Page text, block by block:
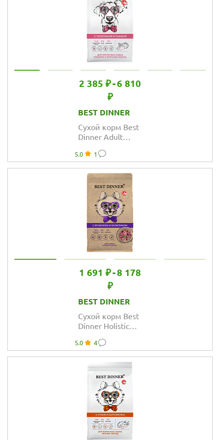
2 385 ₽-6 810
₽
BEST DINNER
Сухой корм Best
Dinner Adult
Medium&Maxi
Veal & Pumpkin
для собак
средних и
крупных пород,
телятина и
тыква
5.0 1
1 691 ₽-8 178
₽
BEST DINNER
Сухой корм Best
Dinner Holistic
Hypo Small & Mini
для взрослых
собак мелких
пород, ягнёнок и
базилик
5.0 4